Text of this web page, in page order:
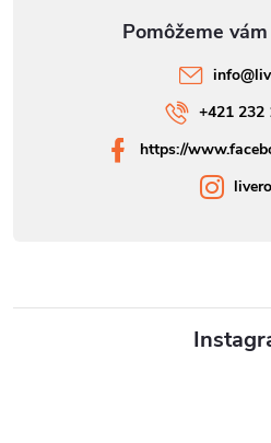
info@
+421 232
https://